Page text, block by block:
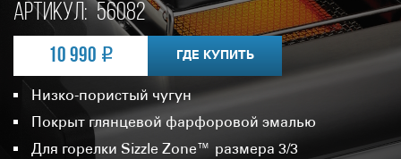
Артикул: 56082
10 990 ГДЕ КУПИТЬ
Низко-пористый чугун
Покрыт глянцевой фарфоровой эмалью
Для горелки Sizzle Zone™ размера 3/3